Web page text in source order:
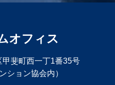
オフィス
斐町西一丁1番35号
ション協会内）